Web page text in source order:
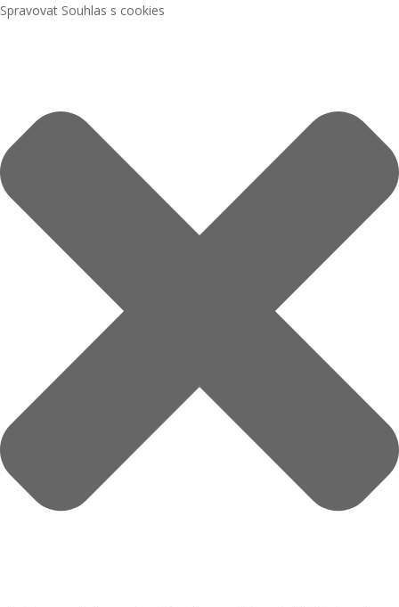
Spravovat Souhlas s cookies